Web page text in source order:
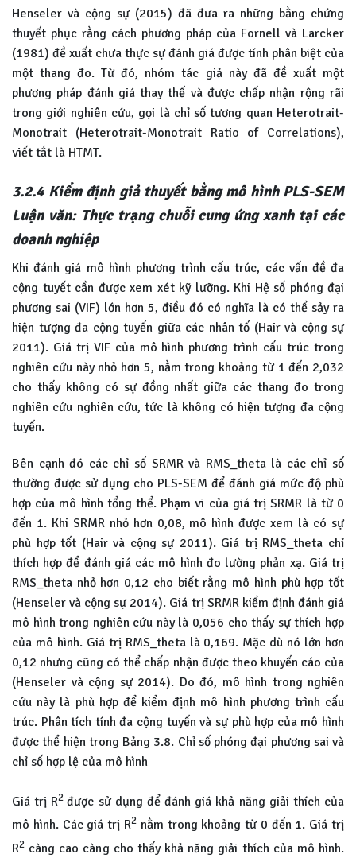
Henseler và cộng sự (2015) đã đưa ra những bằng chứng
thuyết phục rằng cách phương pháp của Fornell và Larcker
(1981) đề xuất chưa thực sự đánh giá được tính phân biệt của
một thang đo. Từ đó, nhóm tác giả này đã đề xuất một
phương pháp đánh giá thay thế và được chấp nhận rộng rãi
trong giới nghiên cứu, gọi là chỉ số tương quan Heterotrait-
Monotrait (Heterotrait-Monotrait Ratio of Correlations),
viết tắt là HTMT.
3.2.4 Kiểm định giả thuyết bằng mô hình PLS-SEM
Luận văn: Thực trạng chuỗi cung ứng xanh tại các
doanh nghiệp
Khi đánh giá mô hình phương trình cấu trúc, các vấn đề đa
cộng tuyết cần được xem xét kỹ lưỡng. Khi Hệ số phóng đại
phương sai (VIF) lớn hơn 5, điều đó có nghĩa là có thể sảy ra
hiện tượng đa cộng tuyến giữa các nhân tố (Hair và cộng sự
2011). Giá trị VIF của mô hình phương trình cấu trúc trong
nghiên cứu này nhỏ hơn 5, nằm trong khoảng từ 1 đến 2,032
cho thấy không có sự đồng nhất giữa các thang đo trong
nghiên cứu nghiên cứu, tức là không có hiện tượng đa cộng
tuyến.
Bên cạnh đó các chỉ số SRMR và RMS_theta là các chỉ số
thường được sử dụng cho PLS-SEM để đánh giá mức độ phù
hợp của mô hình tổng thể. Phạm vi của giá trị SRMR là từ 0
đến 1. Khi SRMR nhỏ hơn 0,08, mô hình được xem là có sự
phù hợp tốt (Hair và cộng sự 2011). Giá trị RMS_theta chỉ
thích hợp để đánh giá các mô hình đo lường phản xạ. Giá trị
RMS_theta nhỏ hơn 0,12 cho biết rằng mô hình phù hợp tốt
(Henseler và cộng sự 2014). Giá trị SRMR kiểm định đánh giá
mô hình trong nghiên cứu này là 0,056 cho thấy sự thích hợp
của mô hình. Giá trị RMS_theta là 0,169. Mặc dù nó lớn hơn
0,12 nhưng cũng có thể chấp nhận được theo khuyến cáo của
(Henseler và cộng sự 2014). Do đó, mô hình trong nghiên
cứu này là phù hợp để kiểm định mô hình phương trình cấu
trúc. Phân tích tính đa cộng tuyến và sự phù hợp của mô hình
được thể hiện trong Bảng 3.8. Chỉ số phóng đại phương sai và
chỉ số hợp lệ của mô hình
Giá trị R2 được sử dụng để đánh giá khả năng giải thích của
mô hình. Các giá trị R2nằm trong khoảng từ 0 đến 1. Giá trị
R2 càng cao càng cho thấy khả năng giải thích của mô hình.